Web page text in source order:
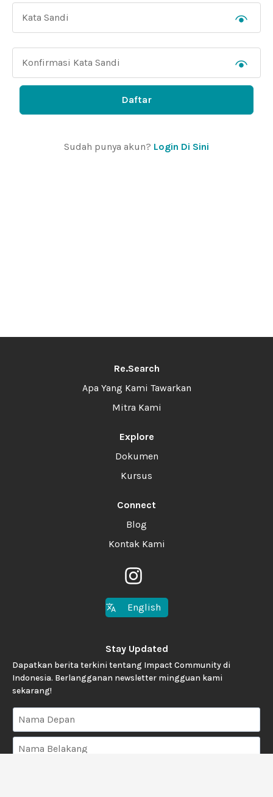
Daftar
Sudah punya akun? Login Di Sini
Re.Search
Apa Yang Kami Tawarkan
Mitra Kami
Explore
Dokumen
Kursus
Connect
Blog
Kontak Kami
English
Stay Updated
Dapatkan berita terkini tentang Impact Community di
Indonesia. Berlangganan newsletter mingguan kami
sekarang!